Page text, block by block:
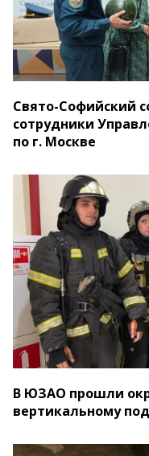
Свято-Софийский
сотрудники
по г. Москве
В ЮЗАО прошли
вертикальному